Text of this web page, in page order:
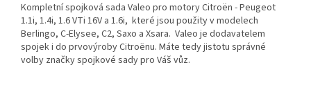
Kompletní spojková sada Valeo pro motory Citroën - Peugeot
1.1i, 1.4i, 1.6 VTi 16V a 1.6i, které jsou použity v modelech
Berlingo, C-Elysee, C2, Saxo a Xsara. Valeo je dodavatelem
spojek i do prvovýroby Citroënu. Máte tedy jistotu správné
volby značky spojkové sady pro Váš vůz.